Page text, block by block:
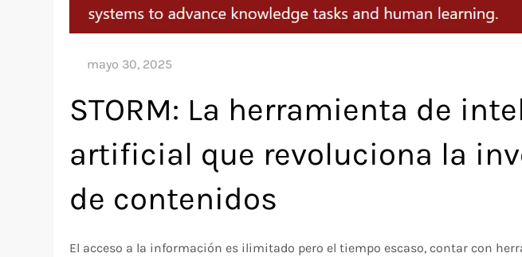
STORM: La herramienta de
artificial que revoluciona la
de contenidos
El acceso a la información es ilimitado pero el tiempo escaso, contar con